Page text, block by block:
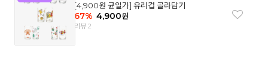
[4,900원 균일가] 유리컵 골라담기
67% 4,900원
리뷰 2